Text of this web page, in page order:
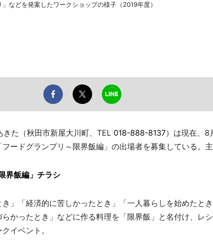
などを発案したワークショップの様子（2019年度）
た（秋田市新屋大川町、TEL 018-888-8137）は現在、8
ードグランプリ～限界飯編」の出場者を募集している。主
界飯編」チラシ
」「経済的に苦しかったとき」「一人暮らしを始めたとき
らかったとき」などに作る料理を「限界飯」と名付け、レ
イベント。